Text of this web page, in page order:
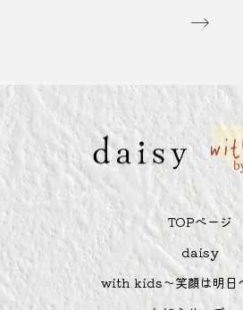
TOPぺージ
daisy
with kids～笑顔は明日